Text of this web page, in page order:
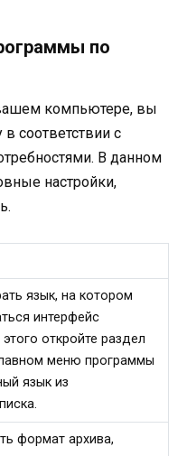
по
компьютере, вы
соответствии с
В данном
настройки,
язык, на котором
интерфейс
откройте раздел
меню программы
язык из
формат архива,